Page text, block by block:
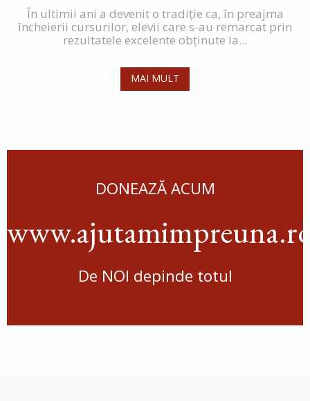
În ultimii ani a devenit o tradiție ca, în preajma
încheierii cursurilor, elevii care s-au remarcat prin
rezultatele excelente obținute la...
MAI MULT
DONEAZĂ ACUM
De NOI depinde totul